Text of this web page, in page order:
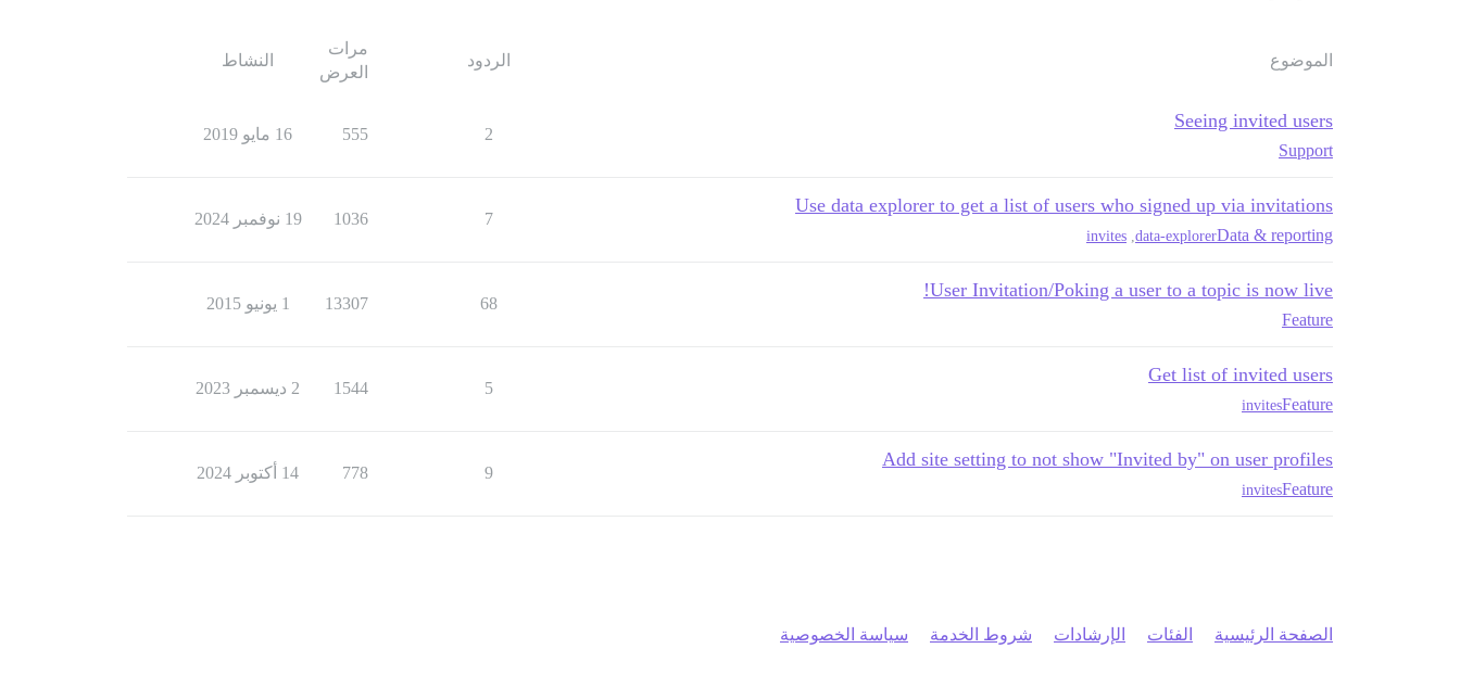
الموضوع الردود
مرات
العرض
النشاط
Seeing invited users
Support
2
555 16 مايو 2019
Use data explorer to get a list of users who signed up via invitations
Data & reporting
data-explorer
invites
7
1036 19 نوفمبر 2024
User Invitation/Poking a user to a topic is now live!
Feature
68
13307 1 يونيو 2015
Get list of invited users
Feature
invites
5
1544 2 ديسمبر 2023
Add site setting to not show "Invited by" on user profiles
Feature
invites
9
778 14 أكتوبر 2024
الصفحة الرئيسية الفئات الإرشادات شروط الخدمة سياسة الخصوصية